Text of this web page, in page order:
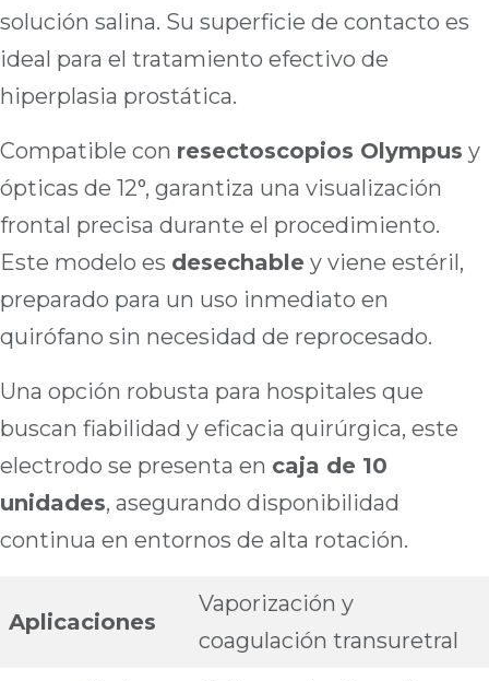
solución salina. Su superficie de contacto es
ideal para el tratamiento efectivo de
hiperplasia prostática.
Compatible con resectoscopios Olympus y
ópticas de 12°, garantiza una visualización
frontal precisa durante el procedimiento.
Este modelo es desechable y viene estéril,
preparado para un uso inmediato en
quirófano sin necesidad de reprocesado.
Una opción robusta para hospitales que
buscan fiabilidad y eficacia quirúrgica, este
electrodo se presenta en caja de 10
unidades, asegurando disponibilidad
continua en entornos de alta rotación.
Aplicaciones
Vaporización y
coagulación transuretral